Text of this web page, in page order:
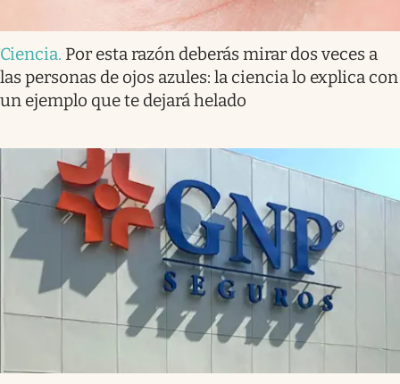
Ciencia. Por esta razón deberás mirar dos veces a
las personas de ojos azules: la ciencia lo explica con
un ejemplo que te dejará helado